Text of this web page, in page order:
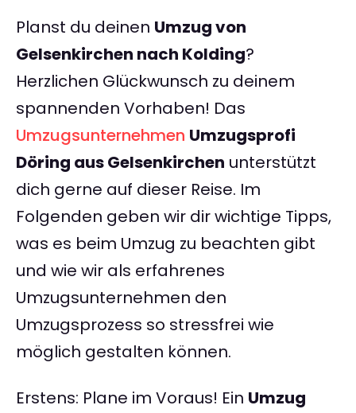
Planst du deinen Umzug von
Gelsenkirchen nach Kolding?
Herzlichen Glückwunsch zu deinem
spannenden Vorhaben! Das
Umzugsunternehmen Umzugsprofi
Döring aus Gelsenkirchen unterstützt
dich gerne auf dieser Reise. Im
Folgenden geben wir dir wichtige Tipps,
was es beim Umzug zu beachten gibt
und wie wir als erfahrenes
Umzugsunternehmen den
Umzugsprozess so stressfrei wie
möglich gestalten können.
Erstens: Plane im Voraus! Ein Umzug